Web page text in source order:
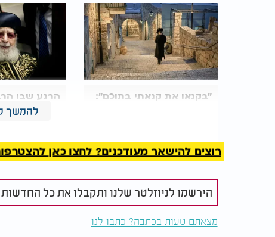
"בקנאו את קנאתי בתוכם":
הרגע שבו
יוסף ויתר על
לארץ ישראל
לא רק לימוד - מסר
מי שלומד את פירושיו מגלה שהכלי יקר לא
הקורא להבנה עמוקה של רצון ה', לא רק במובן
המידות. הוא כותב מתוך חרדה לקיום ישראל,
התורה לא תישאר בשמים - אלא תיכנס ללבו של
להמשך
רוצים להישאר מעודכנים? לחצו כאן להצטרפות
הירשמו לניוזלטר שלנו ותקבלו את כל
מצאתם טעות בכתבה? כתבו לנו